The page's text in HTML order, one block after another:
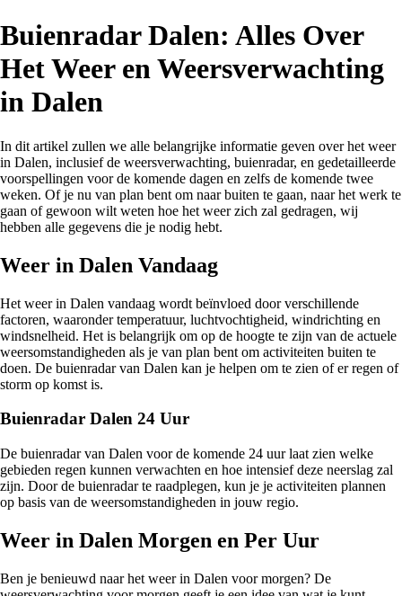
Buienradar Dalen: Alles Over
Het Weer en Weersverwachting
in Dalen
In dit artikel zullen we alle belangrijke informatie geven over het weer
in Dalen, inclusief de weersverwachting, buienradar, en gedetailleerde
voorspellingen voor de komende dagen en zelfs de komende twee
weken. Of je nu van plan bent om naar buiten te gaan, naar het werk te
gaan of gewoon wilt weten hoe het weer zich zal gedragen, wij
hebben alle gegevens die je nodig hebt.
Weer in Dalen Vandaag
Het weer in Dalen vandaag wordt beïnvloed door verschillende
factoren, waaronder temperatuur, luchtvochtigheid, windrichting en
windsnelheid. Het is belangrijk om op de hoogte te zijn van de actuele
weersomstandigheden als je van plan bent om activiteiten buiten te
doen. De buienradar van Dalen kan je helpen om te zien of er regen of
storm op komst is.
Buienradar Dalen 24 Uur
De buienradar van Dalen voor de komende 24 uur laat zien welke
gebieden regen kunnen verwachten en hoe intensief deze neerslag zal
zijn. Door de buienradar te raadplegen, kun je je activiteiten plannen
op basis van de weersomstandigheden in jouw regio.
Weer in Dalen Morgen en Per Uur
Ben je benieuwd naar het weer in Dalen voor morgen? De